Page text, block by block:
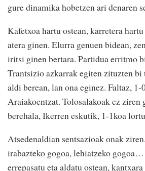
gure dinamika hobetzen ari denaren
Kafetxoa hartu ostean, karretera
atera ginen. Elurra genuen bidean,
iritsi ginen bertara. Partidua erritmo
Trantsizio azkarrak egiten zituzten bi
aldi berean, lan ona eginez. Faltaz,
Araiakoentzat. Tolosalakoak ez ziren
berehala, Ikerren eskutik, 1-1koa
Atsedenaldian sentsazioak onak
irabazteko gogoa, lehiatzeko
errepasatu eta aldatu ostean,